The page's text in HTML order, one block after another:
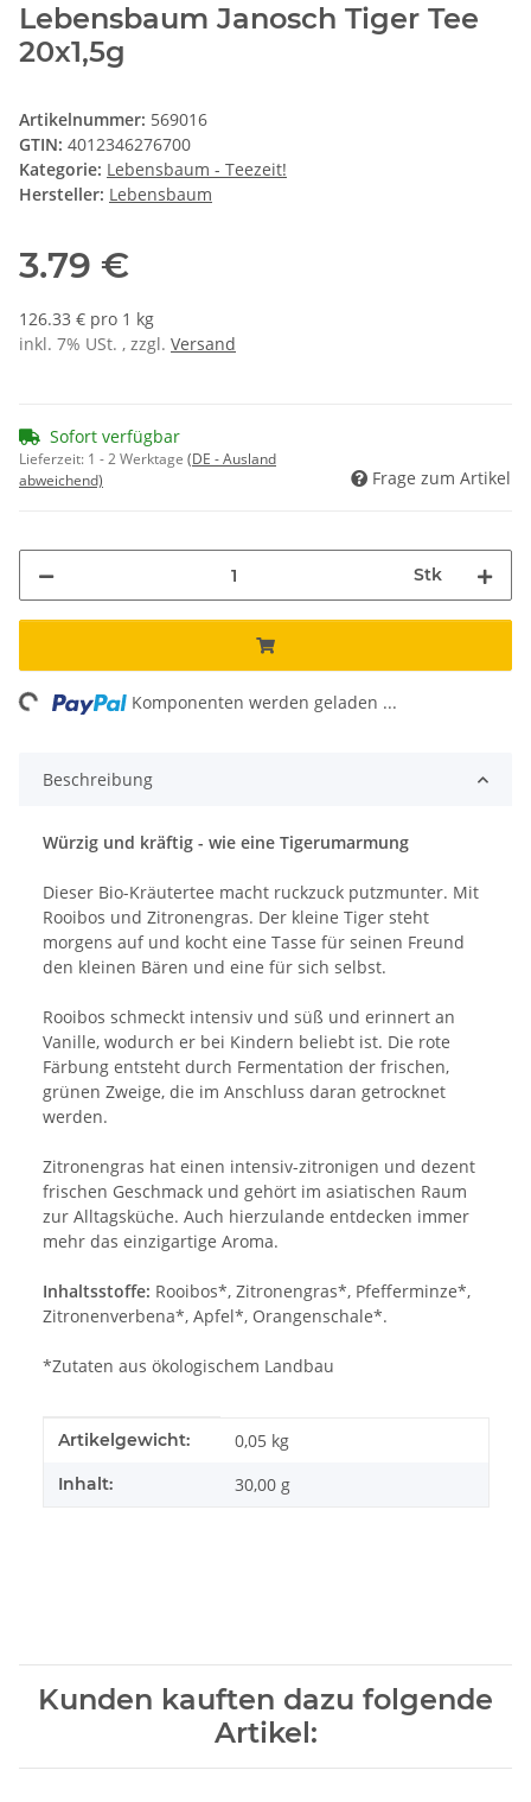
Lebensbaum Janosch Tiger Tee
20x1,5g
Artikelnummer: 569016
GTIN: 4012346276700
Kategorie: Lebensbaum - Teezeit!
Hersteller: Lebensbaum
3.79 €
126.33 € pro 1 kg
inkl. 7% USt. , zzgl. Versand
Sofort verfügbar
Lieferzeit: 1 - 2 Werktage (DE - Ausland
abweichend)
Frage zum Artikel
Stk
Komponenten werden geladen ...
Beschreibung
Würzig und kräftig - wie eine Tigerumarmung
Dieser Bio-Kräutertee macht ruckzuck putzmunter. Mit
Rooibos und Zitronengras. Der kleine Tiger steht
morgens auf und kocht eine Tasse für seinen Freund
den kleinen Bären und eine für sich selbst.
Rooibos schmeckt intensiv und süß und erinnert an
Vanille, wodurch er bei Kindern beliebt ist. Die rote
Färbung entsteht durch Fermentation der frischen,
grünen Zweige, die im Anschluss daran getrocknet
werden.
Zitronengras hat einen intensiv-zitronigen und dezent
frischen Geschmack und gehört im asiatischen Raum
zur Alltagsküche. Auch hierzulande entdecken immer
mehr das einzigartige Aroma.
Inhaltsstoffe: Rooibos*, Zitronengras*, Pfefferminze*,
Zitronenverbena*, Apfel*, Orangenschale*.
*Zutaten aus ökologischem Landbau
Produkteigenschaft
Wert
Artikelgewicht: 0,05 kg
Inhalt: 30,00 g
Kunden kauften dazu folgende
Artikel: